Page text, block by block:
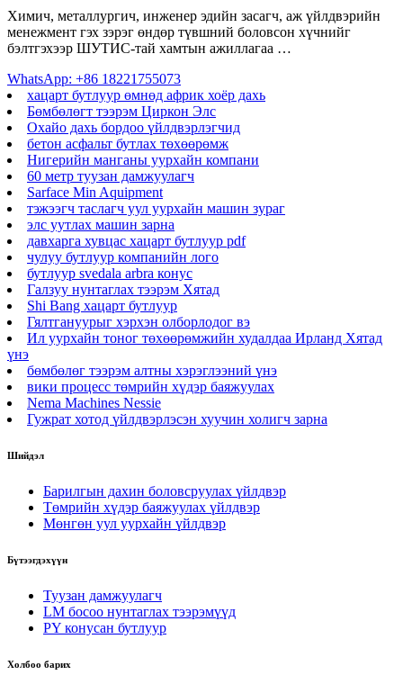
Химич, металлургич, инженер эдийн засагч, аж үйлдвэрийн
менежмент гэх зэрэг өндөр түвшний боловсон хүчнийг
бэлтгэхээр ШУТИС-тай хамтын ажиллагаа …
WhatsApp: +86 18221755073
хацарт бутлуур өмнөд африк хоёр дахь
Бөмбөлөгт тээрэм Циркон Элс
Охайо дахь бордоо үйлдвэрлэгчид
бетон асфальт бутлах төхөөрөмж
Нигерийн манганы уурхайн компани
60 метр туузан дамжуулагч
Sarface Min Aquipment
тэжээгч таслагч уул уурхайн машин зураг
элс уутлах машин зарна
давхарга хувцас хацарт бутлуур pdf
чулуу бутлуур компанийн лого
бутлуур svedala arbra конус
Галзуу нунтаглах тээрэм Хятад
Shi Bang хацарт бутлуур
Гялтгануурыг хэрхэн олборлодог вэ
Ил уурхайн тоног төхөөрөмжийн худалдаа Ирланд Хятад
үнэ
бөмбөлөг тээрэм алтны хэрэглээний үнэ
вики процесс төмрийн хүдэр баяжуулах
Nema Machines Nessie
Гужрат хотод үйлдвэрлэсэн хуучин холигч зарна
Шийдэл
Барилгын дахин боловсруулах үйлдвэр
Төмрийн хүдэр баяжуулах үйлдвэр
Мөнгөн уул уурхайн үйлдвэр
Бүтээгдэхүүн
Туузан дамжуулагч
LM босоо нунтаглах тээрэмүүд
PY конусан бутлуур
Холбоо барих